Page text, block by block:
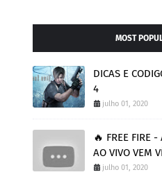
MOST
DICAS E
4
julho 01, 2020
🔥 FREE FIRE
AO VIVO VEM
julho 01, 2020